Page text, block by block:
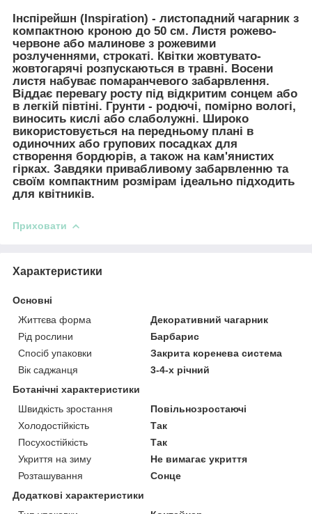
Інспірейшн (Inspiration) - листопадний чагарник з
компактною кроною до 50 см. Листя рожево-
червоне або малинове з рожевими
розлученнями, строкаті. Квітки жовтувато-
жовтогарячі розпускаються в травні. Восени
листя набуває помаранчевого забарвлення.
Віддає перевагу росту під відкритим сонцем або
в легкій півтіні. Грунти - родючі, помірно вологі,
виносить кислі або слаболужні. Широко
використовується на передньому плані в
одиночних або групових посадках для
створення бордюрів, а також на кам'янистих
гірках. Завдяки привабливому забарвленню та
своїм компактним розмірам ідеально підходить
для квітників.
Приховати
Характеристики
Основні
Життєва форма
Декоративний чагарник
Рід рослини
Барбарис
Спосіб упаковки
Закрита коренева система
Вік саджанця
3-4-х річний
Ботанічні характеристики
Швидкість зростання
Повільнозростаючі
Холодостійкість
Так
Посухостійкість
Так
Укриття на зиму
Не вимагає укриття
Розташування
Сонце
Додаткові характеристики